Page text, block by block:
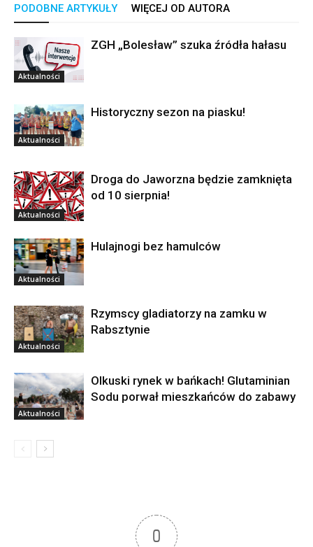
PODOBNE ARTYKUŁY WIĘCEJ OD AUTORA
Aktualności
ZGH „Bolesław” szuka źródła hałasu
Aktualności
Historyczny sezon na piasku!
Aktualności
Droga do Jaworzna będzie zamknięta
od 10 sierpnia!
Aktualności
Hulajnogi bez hamulców
Aktualności
Rzymscy gladiatorzy na zamku w
Rabsztynie
Aktualności
Olkuski rynek w bańkach! Glutaminian
Sodu porwał mieszkańców do zabawy
0